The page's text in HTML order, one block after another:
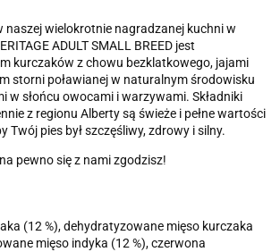
wielokrotnie nagradzanej kuchni w
ADULT SMALL BREED jest
kurczaków z chowu bezklatkowego, jajami
storni poławianej w naturalnym środowisku
w słońcu owocami i warzywami. Składniki
z regionu Alberty są świeże i pełne wartości
Twój pies był szczęśliwy, zdrowy i silny.
pewno się z nami zgodzisz!
(12 %), dehydratyzowane mięso kurczaka
mięso indyka (12 %), czerwona